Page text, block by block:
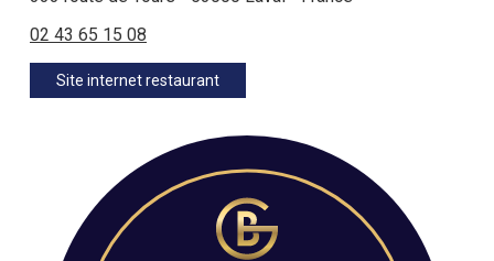
02 43 65 15 08
Site internet restaurant